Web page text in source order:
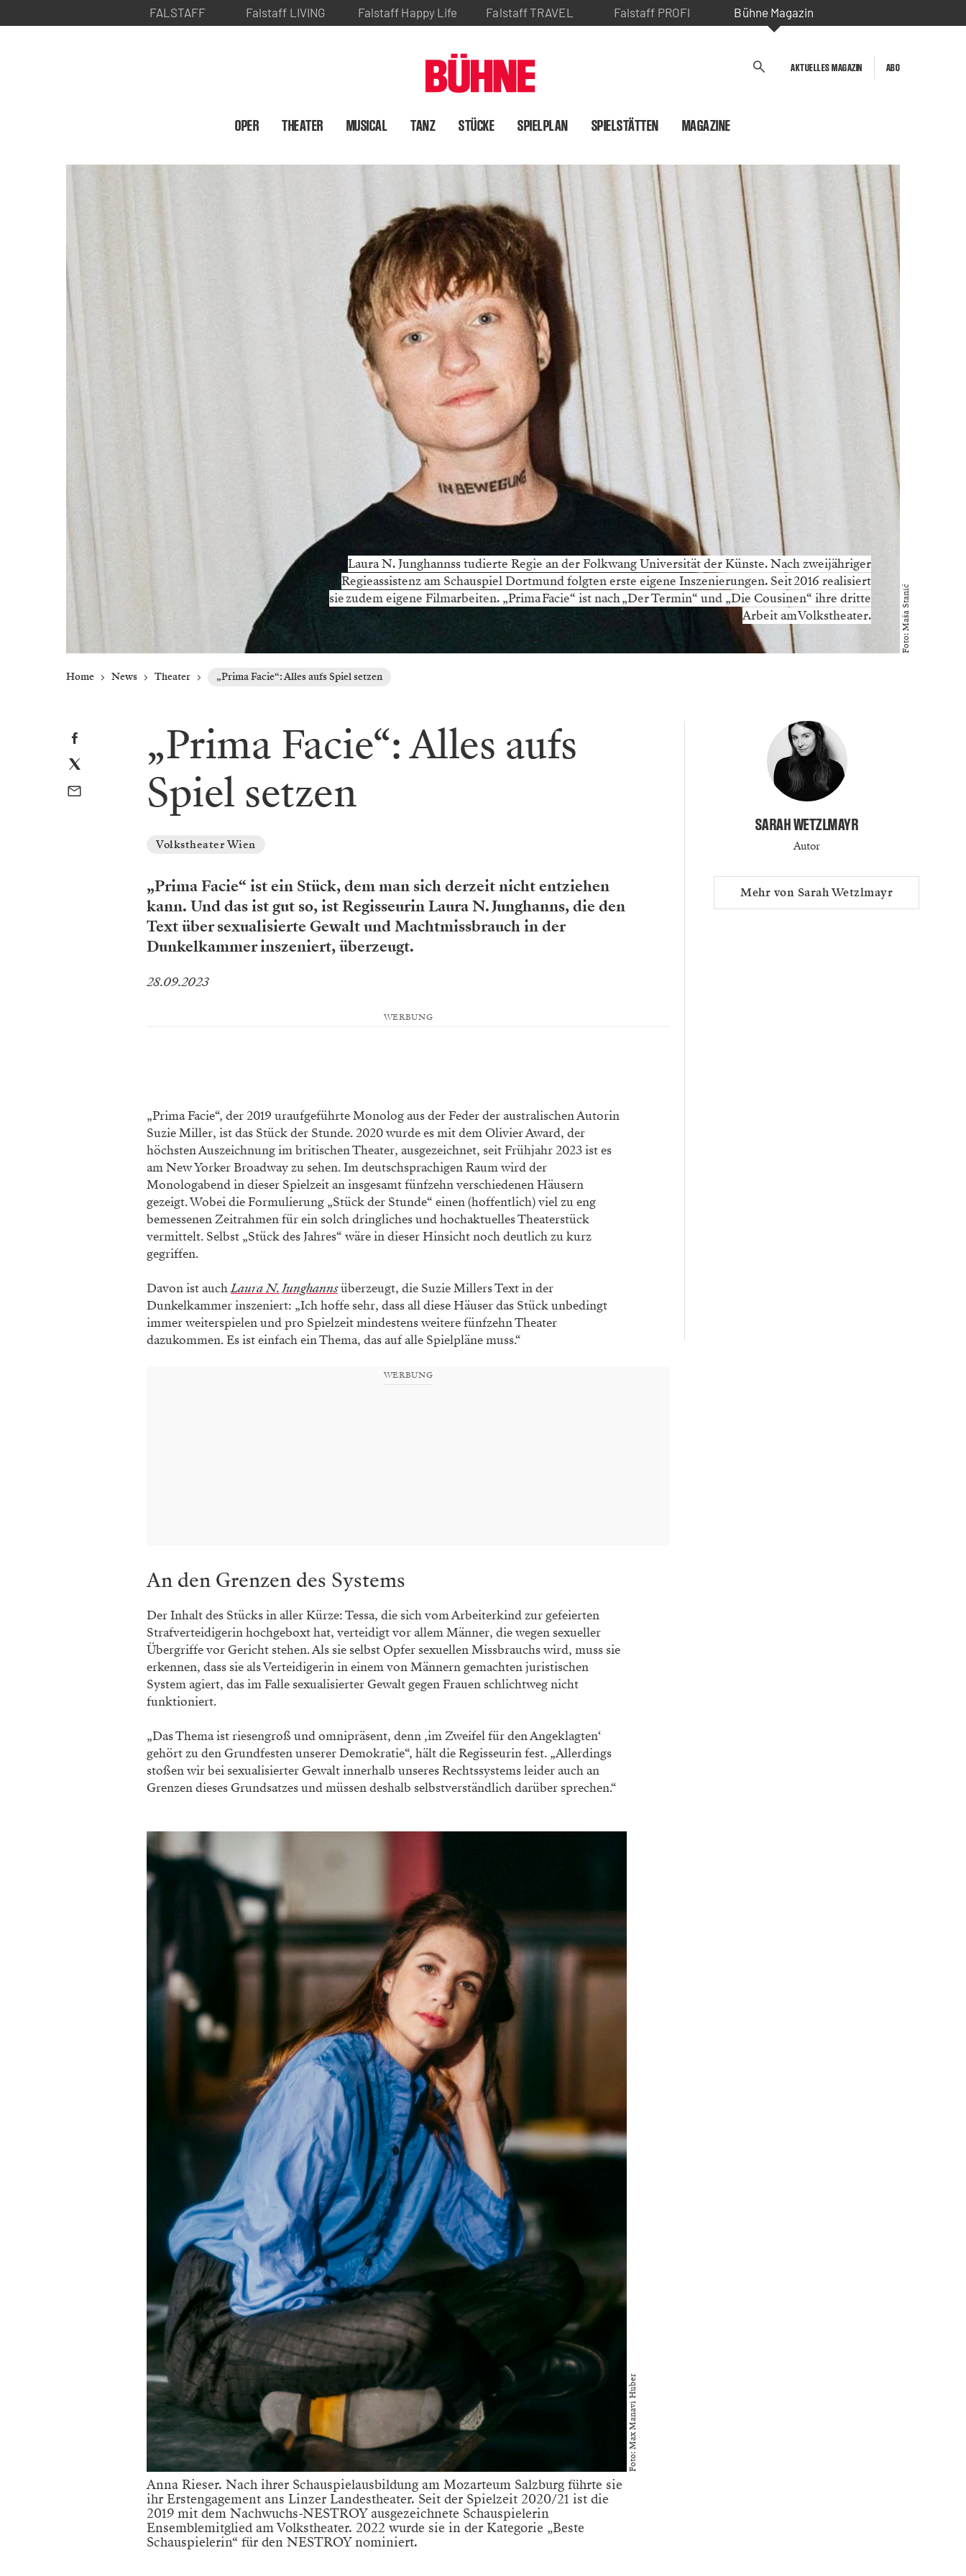
FALSTAFF Falstaff LIVING Falstaff Happy Life Falstaff TRAVEL Falstaff PROFI Bühne Magazin
AKTUELLES MAGAZIN ABO
OPER THEATER MUSICAL TANZ STÜCKE SPIELPLAN SPIELSTÄTTEN MAGAZINE
Laura N. Junghannss tudierte Regie an der Folkwang Universität der Künste. Nach zweijähriger
Regieassistenz am Schauspiel Dortmund folgten erste eigene Inszenierungen. Seit 2016 realisiert
sie zudem eigene Filmarbeiten. „Prima Facie“ ist nach „Der Termin“ und „Die Cousinen“ ihre dritte
Arbeit am Volkstheater.
Foto: Maša Stanić
Home News Theater „Prima Facie“: Alles aufs Spiel setzen
„Prima Facie“: Alles aufs
Spiel setzen
Volkstheater Wien
„Prima Facie“ ist ein Stück, dem man sich derzeit nicht entziehen
kann. Und das ist gut so, ist Regisseurin Laura N. Junghanns, die den
Text über sexualisierte Gewalt und Machtmissbrauch in der
Dunkelkammer inszeniert, überzeugt.
28.09.2023
WERBUNG
„Prima Facie“, der 2019 uraufgeführte Monolog aus der Feder der australischen Autorin
Suzie Miller, ist das Stück der Stunde. 2020 wurde es mit dem Olivier Award, der
höchsten Auszeichnung im britischen Theater, ausgezeichnet, seit Frühjahr 2023 ist es
am New Yorker Broadway zu sehen. Im deutschsprachigen Raum wird der
Monologabend in dieser Spielzeit an insgesamt fünfzehn verschiedenen Häusern
gezeigt. Wobei die Formulierung „Stück der Stunde“ einen (hoffentlich) viel zu eng
bemessenen Zeitrahmen für ein solch dringliches und hochaktuelles Theaterstück
vermittelt. Selbst „Stück des Jahres“ wäre in dieser Hinsicht noch deutlich zu kurz
gegriffen.
Davon ist auchLaura N. Junghannsüberzeugt, die Suzie Millers Text in der
Dunkelkammer inszeniert: „Ich hoffe sehr, dass all diese Häuser das Stück unbedingt
immer weiterspielen und pro Spielzeit mindestens weitere fünfzehn Theater
dazukommen. Es ist einfach ein Thema, das auf alle Spielpläne muss.“
WERBUNG
An den Grenzen des Systems
Der Inhalt des Stücks in aller Kürze: Tessa, die sich vom Arbeiterkind zur gefeierten
Strafverteidigerin hochgeboxt hat, verteidigt vor allem Männer, die wegen sexueller
Übergriffe vor Gericht stehen. Als sie selbst Opfer sexuellen Missbrauchs wird, muss sie
erkennen, dass sie als Verteidigerin in einem von Männern gemachten juristischen
System agiert, das im Falle sexualisierter Gewalt gegen Frauen schlichtweg nicht
funktioniert.
„Das Thema ist riesengroß und omnipräsent, denn ‚im Zweifel für den Angeklagten‘
gehört zu den Grundfesten unserer Demokratie“, hält die Regisseurin fest. „Allerdings
stoßen wir bei sexualisierter Gewalt innerhalb unseres Rechtssystems leider auch an
Grenzen dieses Grundsatzes und müssen deshalb selbstverständlich darüber sprechen.“
Foto: Max Manavi Huber
Anna Rieser. Nach ihrer Schauspielausbildung am Mozarteum Salzburg führte sie
ihr Erstengagement ans Linzer Landestheater. Seit der Spielzeit 2020/21 ist die
2019 mit dem Nachwuchs-NESTROY ausgezeichnete Schauspielerin
Ensemblemitglied am Volkstheater. 2022 wurde sie in der Kategorie „Beste
Schauspielerin“ für den NESTROY nominiert.
SARAH WETZLMAYR
Autor
Mehr von Sarah Wetzlmayr